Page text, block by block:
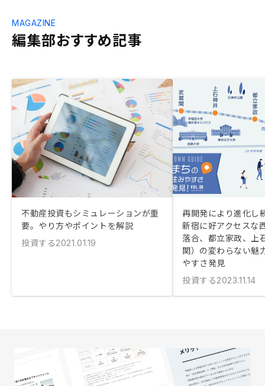
編集部おすすめ記事
MAGAZINE
不動産投資もシミュレーションが重
要。やり方やポイントを解説
投資する2021.01.19
再開発により進化し
新宿に好アクセスな
落合、都立家政、上
関）の変わらない魅
やすさ発見
投資する2023.11.14